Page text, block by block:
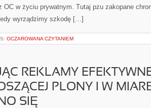
OC w życiu prywatnym. Tutaj pzu zakopane
wyrządzimy szkodę […]
OCZAROWANA CZYTANIEM
REKLAMY
PLONY I W
SIĘ